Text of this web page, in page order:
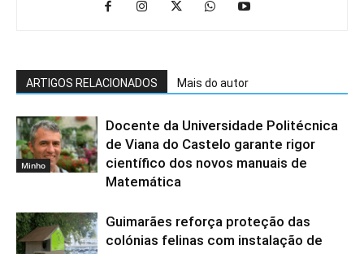
ARTIGOS RELACIONADOS Mais do autor
Minho
Docente da Universidade Politécnica
de Viana do Castelo garante rigor
científico dos novos manuais de
Matemática
Guimarães reforça proteção das
colónias felinas com instalação de